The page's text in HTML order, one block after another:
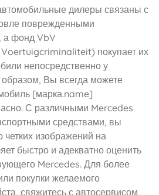
дилеры связаны с
поврежденными
а фонд VbV
покупает их
непосредственно у
Вы всегда можете
[марка.name]
С различными Mercedes
средствами, вы
четких изображений на
быстро и адекватно оценить
Mercedes. Для более
покупки желаемого
свяжитесь с автосервисом,